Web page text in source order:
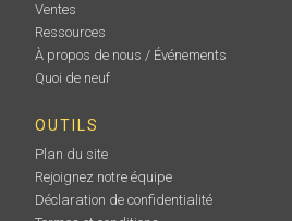
Ventes
Ressources
À propos de nous / Événements
Quoi de neuf
OUTILS
Plan du site
Rejoignez notre équipe
Déclaration de confidentialité